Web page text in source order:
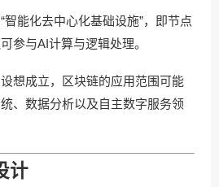
能化去中心化基础设施”，即节点
参与AI计算与逻辑处理。
想成立，区块链的应用范围可能
、数据分析以及自主数字服务领
计